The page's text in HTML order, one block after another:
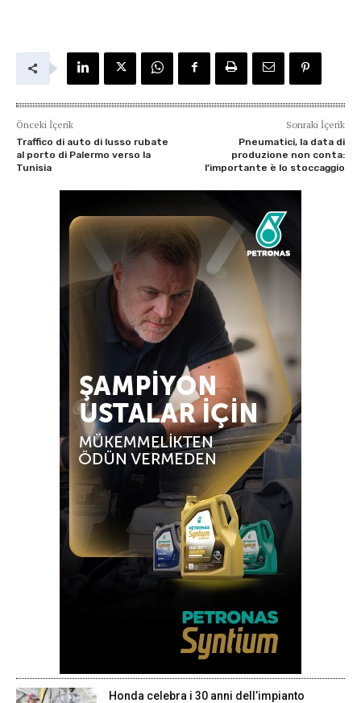
Önceki İçerik
Traffico di auto di lusso rubate
al porto di Palermo verso la
Tunisia
Sonraki İçerik
Pneumatici, la data di
produzione non conta:
l’importante è lo stoccaggio
Honda celebra i 30 anni dell’impianto